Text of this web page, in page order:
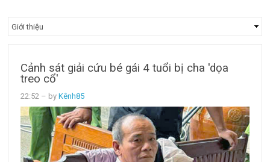
Cảnh sát giải cứu bé gái 4 tuổi bị cha 'dọa
treo cổ'
22:52 – byKênh85